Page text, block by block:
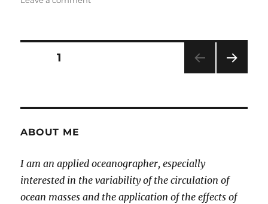
Posts
PAGE1
ABOUT ME
I am an applied oceanographer, especially
interested in the variability of the circulation of
ocean masses and the application of the effects of